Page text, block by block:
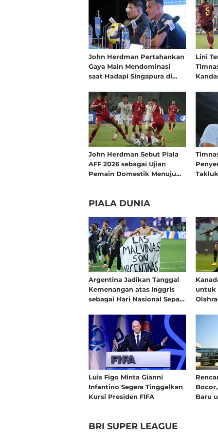
John Herdman Pertahankan
Gaya Main Mendominasi
saat Hadapi Singapura di
AFF 2026
Lini
dan
John Herdman Sebut Piala
AFF 2026 sebagai Ujian
Pemain Domestik Menuju
PIALA DUNIA
Argentina Jadikan Tanggal
Kemenangan atas Inggris
sebagai Hari Nasional Sepak
untuk
Luis Figo Minta Gianni
Infantino Segera Tinggalkan
Kursi Presiden FIFA
Baru
BRI SUPER LEAGUE